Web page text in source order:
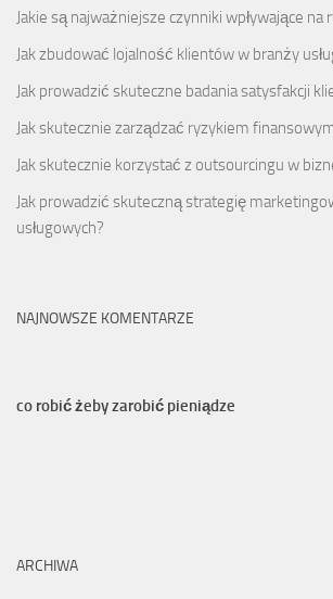
Jakie są najważniejsze czynniki wpływające
Jak zbudować lojalność klientów w branży
Jak prowadzić skuteczne badania satysfakcji
Jak skutecznie zarządzać ryzykiem
Jak skutecznie korzystać z outsourcingu w
Jak prowadzić skuteczną strategię
usługowych?
NAJNOWSZE KOMENTARZE
co robić żeby zarobić pieniądze
ARCHIWA